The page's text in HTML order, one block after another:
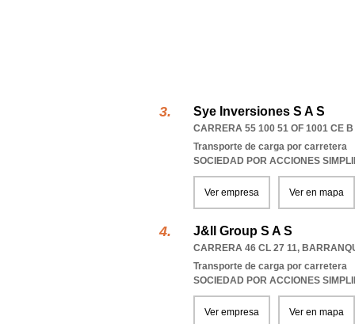
Sye Inversiones S A S
CARRERA 55 100 51 OF 1001 CE
Transporte de carga por carretera
SOCIEDAD POR ACCIONES
Ver empresa Ver en mapa
J&ll Group S A S
CARRERA 46 CL 27 11,
Transporte de carga por carretera
SOCIEDAD POR ACCIONES
Ver empresa Ver en mapa